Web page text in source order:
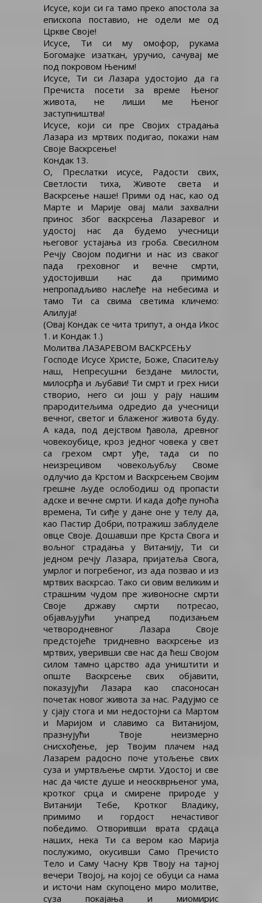
Исусе, који си га тамо преко апостола за
епископа поставио, не одели ме од
Цркве Своје!
Исусе, Ти си му омофор, рукама
Богомајке изаткан, уручио, сачувај ме
под покровом Њеним!
Исусе, Ти си Лазара удостојио да га
Пречиста посети за време Њеног
живота, не лиши ме Њеног
заступништва!
Исусе, који си пре Својих страдања
Лазара из мртвих подигао, покажи нам
Своје Васкрсење!
Кондак 13.
О, Преслатки исусе, Радости свих,
Светлости тиха, Животе света и
Васкрсење наше! Прими од нас, као од
Марте и Марије овај мали захвални
принос због васкрсења Лазаревог и
удостој нас да будемо учесници
његовог устајања из гроба. Свесилном
Речју Својом подигни и нас из сваког
пада греховног и вечне смрти,
удостојивши нас да примимо
непропадљиво наслеђе на небесима и
тамо Ти са свима светима кличемо:
Алилуја!
(Овај Кондак се чита трипут, а онда Икос
1. и Кондак 1.)
Молитва ЛАЗАРЕВОМ ВАСКРСЕЊУ
Господе Исусе Христе, Боже, Спаситељу
наш, Непресушни бездане милости,
милосрђа и љубави! Ти смрт и грех ниси
створио, него си још у рају нашим
прародитељима одредио да учесници
вечног, светог и блаженог живота буду.
А када, под дејством ђавола, древног
човекоубице, кроз једног човека у свет
са грехом смрт уђе, тада си по
неизрецивом човекољубљу Своме
одлучио да Крстом и Васкрсењем Својим
грешне људе ослободиш од пропасти
адске и вечне смрти. И када дође пуноћа
времена, Ти сиђе у дане оне у телу да,
као Пастир Добри, потражиш заблуделе
овце Своје. Дошавши пре Крста Свога и
вољног страдања у Витанију, Ти си
једном речју Лазара, пријатеља Свога,
умрлог и погребеног, из ада позвао и из
мртвих васкрсао. Тако си овим великим и
страшним чудом пре живоносне смрти
Своје државу смрти потресао,
објављујући унапред подизањем
четвородневног Лазара Своје
предстојеће тридневно васкрсење из
мртвих, уверивши све нас да ћеш Својом
силом тамно царство ада уништити и
опште Васкрсење свих објавити,
показујући Лазара као спасоносан
почетак новог живота за нас. Радујмо се
у сјају стога и ми недостојни са Мартом
и Маријом и славимо са Витанијом,
празнујући Твоје неизмерно
снисхођење, јер Твојим плачем над
Лазарем радосно поче утољење свих
суза и умртвљење смрти. Удостој и све
нас да чисте душе и неоскврњеног ума,
кротког срца и смирене природе у
Витанији Тебе, Кротког Владику,
примимо и гордост нечастивог
победимо. Отворивши врата срдаца
наших, нека Ти са вером као Марија
послужимо, окусивши Само Пречисто
Тело и Саму Часну Крв Твоју на тајној
вечери Твојој, на којој се обуци са нама
и источи нам скупоцено миро молитве,
суза покајања и миомирис